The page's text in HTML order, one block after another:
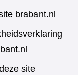
brabant.nl
site